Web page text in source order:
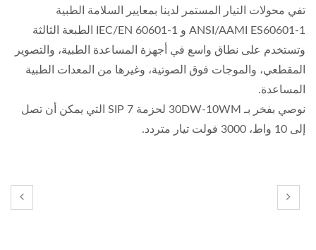
تفي محولات التيار المستمر لدينا بمعايير السلامة الطبية
ANSI/AAMI ES60601-1 و IEC/EN 60601-1 الطبعة الثالثة
وتستخدم على نطاق واسع في أجهزة المساعدة الطبية، والتصوير
المقطعي، والموجات فوق الصوتية، وغيرها من المعدات الطبية
المساعدة.
نوصي بفخر بـ 30DW-10WM لحزمة SIP 7 التي يمكن أن تصل
إلى 10 واط، 3000 فولت تيار متردد.